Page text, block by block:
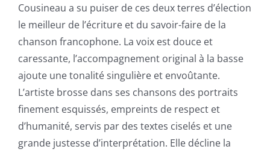
Cousineau a su puiser de ces deux terres d’élection
le meilleur de l’écriture et du savoir-faire de la
chanson francophone. La voix est douce et
caressante, l’accompagnement original à la basse
ajoute une tonalité singulière et envoûtante.
L’artiste brosse dans ses chansons des portraits
finement esquissés, empreints de respect et
d’humanité, servis par des textes ciselés et une
grande justesse d’interprétation. Elle décline la